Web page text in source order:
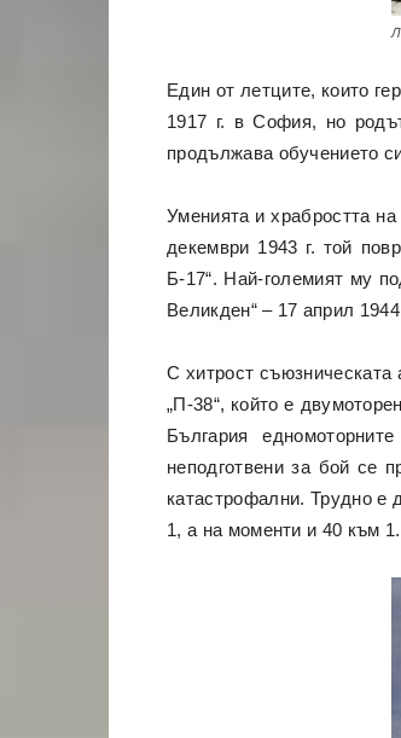
Един от летците, които
1917 г. в София, но
продължава обучението
Уменията и храбростта
декември 1943 г. той
Б-17“. Най-големият му
Великден“ – 17 април 1944
С хитрост съюзническата
„П-38“, който е
България
неподготвени за бой се
катастрофални. Трудно е
1, а на моменти и 40 към